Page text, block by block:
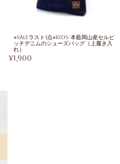
⭐︎SALEラスト1点⭐︎KIDS-本藍岡山産セルビ
ッチデニムのシューズバッグ（上履き入
れ）
¥1,900